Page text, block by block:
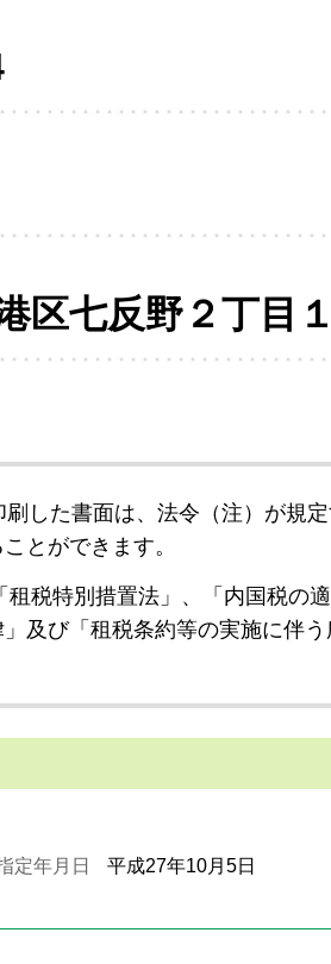
区七反野２丁目
した書面は、法令（注）が規
とができます。
租税特別措置法」、「内国税の
及び「租税条約等の実施に伴
定年月日 平成27年10月5日